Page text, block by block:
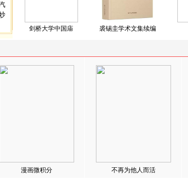
剑桥大学中国庙 裘锡圭学术文集续编
漫画微积分 不再为他人而活